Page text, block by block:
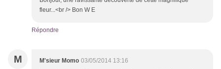
fleur...<br /> Bon W E
Répondre
M M'sieur Momo 03/05/2014 13:16